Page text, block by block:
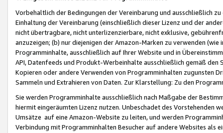
Vorbehaltlich der Bedingungen der Vereinbarung und ausschließlich
Einhaltung der Vereinbarung (einschließlich dieser Lizenz und der
nicht übertragbare, nicht unterlizenzierbare, nicht exklusive,
anzuzeigen; (b) nur diejenigen der Amazon-Marken zu verwenden
Programminhalte, ausschließlich auf Ihrer Website und in
API, Datenfeeds und Produkt-Werbeinhalte ausschließlich gemäß
Kopieren oder andere Verwenden von Programminhalten zugunsten
Sammeln und Extrahieren von Daten. Zur Klarstellung: Zu den
Sie werden Programminhalte ausschließlich nach Maßgabe der
hiermit eingeräumten Lizenz nutzen. Unbeschadet des Vorstehenden
Umsätze auf eine Amazon-Website zu leiten, und werden
Verbindung mit Programminhalten Besucher auf andere Websites als